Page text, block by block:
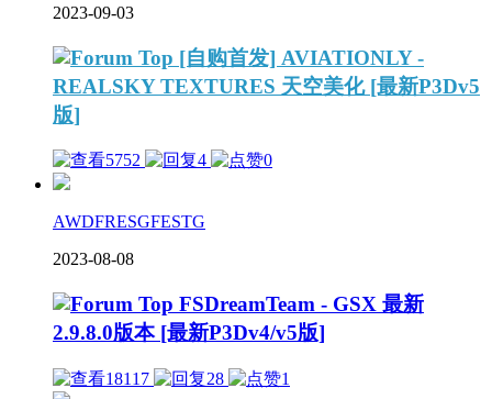
2023-09-03
[自购首发] AVIATIONLY -
REALSKY TEXTURES 天空美化 [最新P3Dv5
版]
5752 4 0
AWDFRESGFESTG
2023-08-08
FSDreamTeam - GSX 最新
2.9.8.0版本 [最新P3Dv4/v5版]
18117 28 1